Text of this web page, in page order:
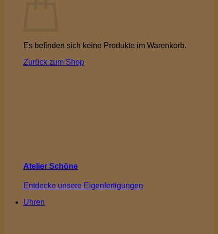
Es befinden sich keine Produkte im Warenkorb.
Zurück zum Shop
Atelier Schöne
Entdecke unsere Eigenfertigungen
Uhren